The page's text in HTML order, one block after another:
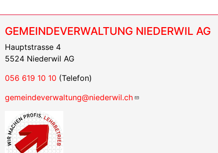
GEMEINDEVERWALTUNG NIEDERWIL AG
Hauptstrasse 4
5524 Niederwil AG
056 619 10 10 (Telefon)
gemeindeverwaltung@niederwil.ch